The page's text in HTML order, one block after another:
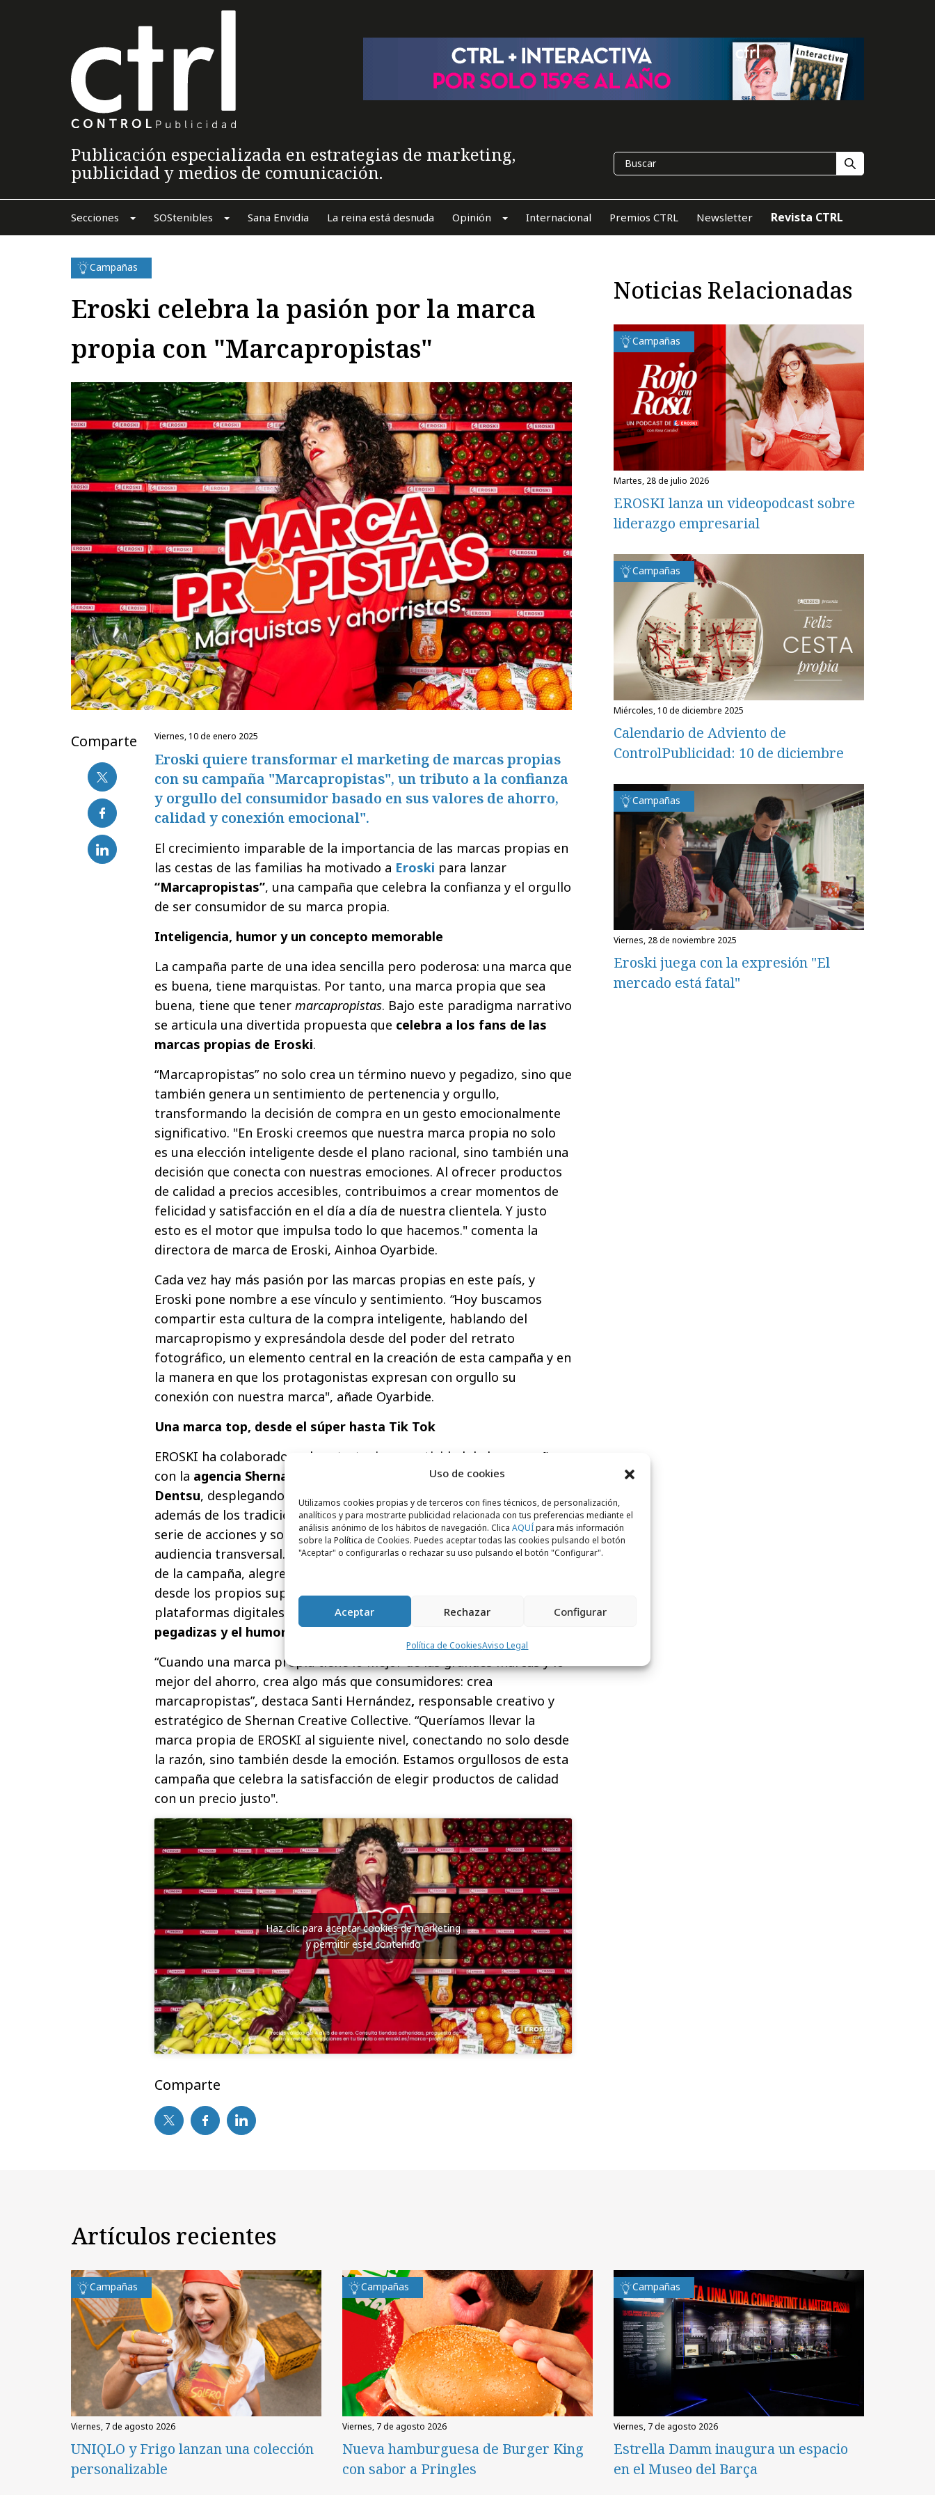
Uso de cookies
Utilizamos cookies propias y de terceros con fines técnicos, de personalización,
analíticos y para mostrarte publicidad relacionada con tus preferencias mediante el
análisis anónimo de los hábitos de navegación. Clica AQUÍpara más información
sobre la Política de Cookies. Puedes aceptar todas las cookies pulsando el botón
"Aceptar" o configurarlas o rechazar su uso pulsando el botón "Configurar".
Aceptar Rechazar Configurar
Política de CookiesAviso Legal
Publicación especializada en estrategias de marketing,
publicidad y medios de comunicación.
Secciones SOStenibles Sana Envidia La reina está desnuda Opinión Internacional Premios CTRL Newsletter Revista CTRL
Campañas
Eroski celebra la pasión por la marca
propia con "Marcapropistas"
Comparte viernes, 10 de enero 2025
Eroski quiere transformar el marketing de marcas propias
con su campaña "Marcapropistas", un tributo a la confianza
y orgullo del consumidor basado en sus valores de ahorro,
calidad y conexión emocional".
El crecimiento imparable de la importancia de las marcas propias en
las cestas de las familias ha motivado a Eroski para lanzar
“Marcapropistas”, una campaña que celebra la confianza y el orgullo
de ser consumidor de su marca propia.
Inteligencia, humor y un concepto memorable
La campaña parte de una idea sencilla pero poderosa: una marca que
es buena, tiene marquistas. Por tanto, una marca propia que sea
buena, tiene que tener marcapropistas. Bajo este paradigma narrativo
se articula una divertida propuesta que celebra a los fans de las
marcas propias de Eroski.
“Marcapropistas” no solo crea un término nuevo y pegadizo, sino que
también genera un sentimiento de pertenencia y orgullo,
transformando la decisión de compra en un gesto emocionalmente
significativo. "En Eroski creemos que nuestra marca propia no solo
es una elección inteligente desde el plano racional, sino también una
decisión que conecta con nuestras emociones. Al ofrecer productos
de calidad a precios accesibles, contribuimos a crear momentos de
felicidad y satisfacción en el día a día de nuestra clientela. Y justo
esto es el motor que impulsa todo lo que hacemos." comenta la
directora de marca de Eroski, Ainhoa Oyarbide.
Cada vez hay más pasión por las marcas propias en este país, y
Eroski pone nombre a ese vínculo y sentimiento. “Hoy buscamos
compartir esta cultura de la compra inteligente, hablando del
marcapropismo y expresándola desde del poder del retrato
fotográfico, un elemento central en la creación de esta campaña y en
la manera en que los protagonistas expresan con orgullo su
conexión con nuestra marca", añade Oyarbide.
Una marca top, desde el súper hasta Tik Tok
EROSKI ha colaborado en la estrategia y creatividad de la campaña
con la agencia Shernan Creative Collective
, y el plan de medios con
Dentsu, desplegando una estrategia online y offline
360º, destacando,
además de los tradicionales televisión,Streety medios digitales, una
serie de acciones y soportes innovadores para alcanzar a una
audiencia transversal. Por eso la forma, la identidad visual y verbal
de la campaña, alegre y contemporánea, está diseñada para resonar
desde los propios supermercados con gráficas muy notorias hasta
plataformas digitales como Tik Tok, donde
los gestos, las frases
pegadizas y el humor multiplican la eficacia del mensaje.
“Cuando una marca propia tiene lo mejor de las grandes marcas y lo
mejor del ahorro, crea algo más que consumidores: crea
marcapropistas”, destaca Santi Hernández, responsable creativo y
estratégico de Shernan Creative Collective. “Queríamos llevar la
marca propia de EROSKI al siguiente nivel, conectando no solo desde
la razón, sino también desde la emoción. Estamos orgullosos de esta
campaña que celebra la satisfacción de elegir productos de calidad
con un precio justo".
Haz clic para aceptar cookies de marketing
y permitir este contenido
Comparte
Noticias Relacionadas
Campañas
martes, 28 de julio 2026
EROSKI lanza un videopodcast sobre
liderazgo empresarial
Campañas
miércoles, 10 de diciembre 2025
Calendario de Adviento de
ControlPublicidad: 10 de diciembre
Campañas
viernes, 28 de noviembre 2025
Eroski juega con la expresión "El
mercado está fatal"
Artículos recientes
Campañas
viernes, 7 de agosto 2026
UNIQLO y Frigo lanzan una colección
personalizable
Campañas
viernes, 7 de agosto 2026
Nueva hamburguesa de Burger King
con sabor a Pringles
Campañas
viernes, 7 de agosto 2026
Estrella Damm inaugura un espacio
en el Museo del Barça